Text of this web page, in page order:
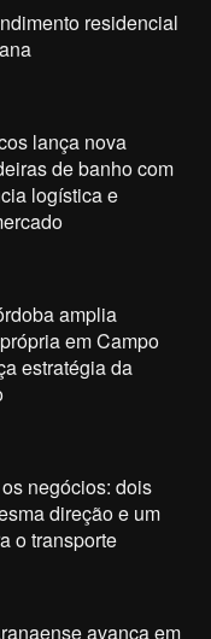
residencial
lança nova
de banho com
logística e
amplia
em Campo
estratégia da
negócios: dois
direção e um
o transporte
avança em